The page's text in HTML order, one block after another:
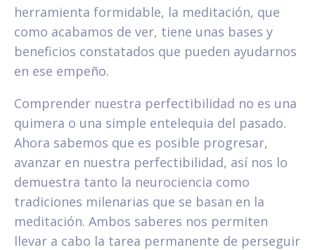
herramienta formidable, la meditación, que
como acabamos de ver, tiene unas bases y
beneficios constatados que pueden ayudarnos
en ese empeño.
Comprender nuestra perfectibilidad no es una
quimera o una simple entelequia del pasado.
Ahora sabemos que es posible progresar,
avanzar en nuestra perfectibilidad, así nos lo
demuestra tanto la neurociencia como
tradiciones milenarias que se basan en la
meditación. Ambos saberes nos permiten
llevar a cabo la tarea permanente de perseguir